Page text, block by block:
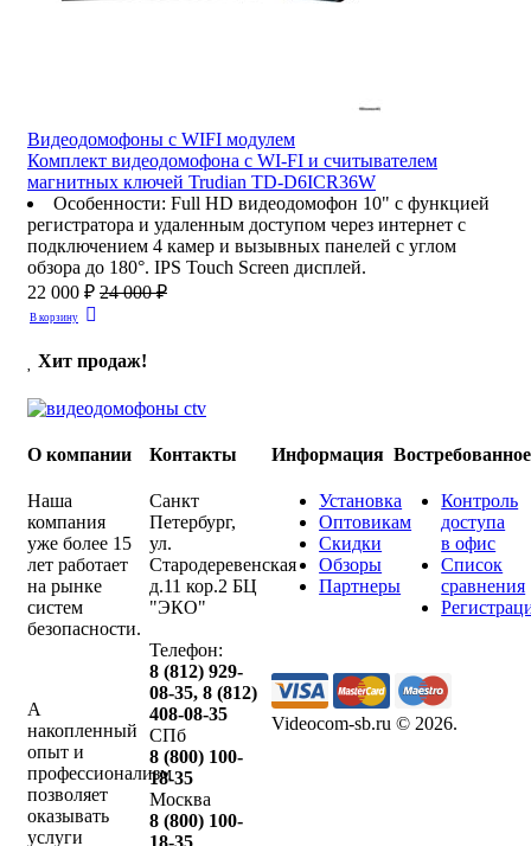
Видеодомофоны c WIFI модулем
Комплект видеодомофона с WI-FI и считывателем
магнитных ключей Trudian TD-D6ICR36W
Особенности: Full HD видеодомофон 10" с функцией
регистратора и удаленным доступом через интернет с
подключением 4 камер и вызывных панелей с углом
обзора до 180°. IPS Touch Screen дисплей.
22 000 ₽ 24 000 ₽
В корзину
Хит продаж!
О компании
Наша
компания
уже более 15
лет работает
на рынке
систем
безопасности.
А
накопленный
опыт и
профессионализм
позволяет
оказывать
услуги
Контакты
Санкт
Петербург,
ул.
Стародеревенская
д.11 кор.2 БЦ
"ЭКО"
Телефон:
8 (812) 929-
08-35,8 (812)
408-08-35
СПб
8 (800) 100-
18-35
Москва
8 (800) 100-
Информация
Установка
Оптовикам
Скидки
Обзоры
Партнеры
Востребованное
Контроль
доступа
в офис
Список
сравнения
Videocom-sb.ru © 2026.